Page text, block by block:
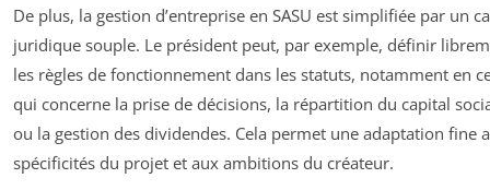
De plus, la gestion d’entreprise en SASU est simplifiée par un
juridique souple. Le président peut, par exemple, définir
les règles de fonctionnement dans les statuts, notamment en
qui concerne la prise de décisions, la répartition du capital
ou la gestion des dividendes. Cela permet une adaptation fine
spécificités du projet et aux ambitions du créateur.